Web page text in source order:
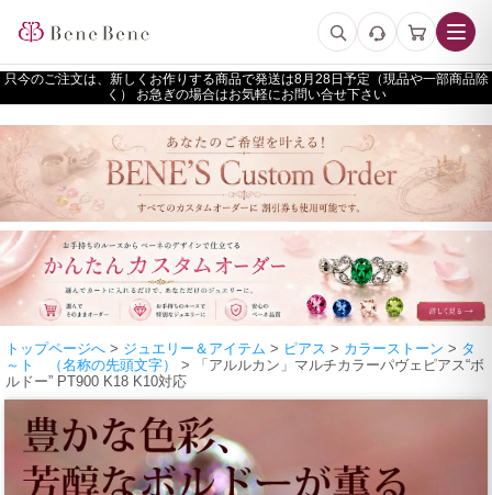
只今のご注文は、新しくお作りする商品で発送は
予定（現品や一部商品除
く） お急ぎの場合はお気軽にお問い合せ下さい
トップページへ > ジュエリー＆アイテム > ピアス > カラーストーン > タ
～ト （名称の先頭文字）
> 「アルルカン」マルチカラーパヴェピアス“ボ
ルドー” PT900 K18 K10対応